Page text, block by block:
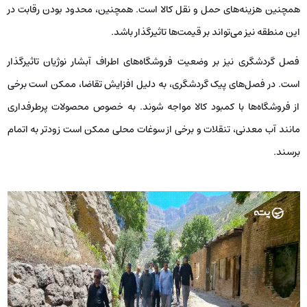
همچنین هزینه‌های حمل و نقل کالا است. همچنین، محدود بودن رقابت در
این منطقه نیز می‌تواند بر قیمت‌ها تاثیرگذار باشد.
فصل گردشگری نیز بر وضعیت فروشگاه‌های اطراف آبشار نوژیان تاثیرگذار
است. در فصل‌های پیک گردشگری، به دلیل افزایش تقاضا، ممکن است برخی
از فروشگاه‌ها با کمبود کالا مواجه شوند. به خصوص محصولات پرطرفداری
مانند آب معدنی، تنقلات و برخی از سوغات محلی ممکن است زودتر به اتمام
برسند.